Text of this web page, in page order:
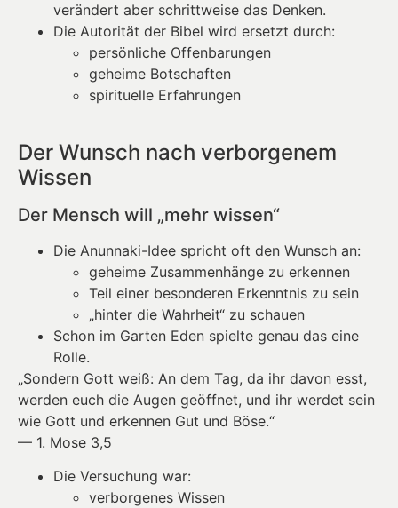
verändert aber schrittweise das Denken.
Die Autorität der Bibel wird ersetzt durch:
persönliche Offenbarungen
geheime Botschaften
spirituelle Erfahrungen
Der Wunsch nach verborgenem
Wissen
Der Mensch will „mehr wissen“
Die Anunnaki-Idee spricht oft den Wunsch an:
geheime Zusammenhänge zu erkennen
Teil einer besonderen Erkenntnis zu sein
„hinter die Wahrheit“ zu schauen
Schon im Garten Eden spielte genau das eine
Rolle.
„Sondern Gott weiß: An dem Tag, da ihr davon esst,
werden euch die Augen geöffnet, und ihr werdet sein
wie Gott und erkennen Gut und Böse.“
— 1. Mose 3,5
Die Versuchung war:
verborgenes Wissen